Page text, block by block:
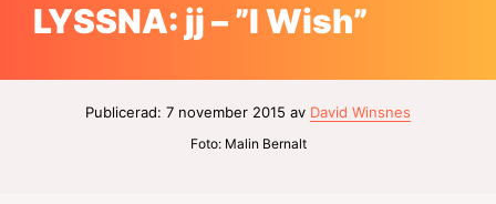
LYSSNA: jj – ”I Wish”
Publicerad: 7 november 2015 av David Winsnes
Foto: Malin Bernalt